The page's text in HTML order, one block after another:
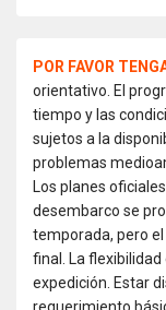
POR FAVOR
orientativo. El
tiempo y las
sujetos a la
problemas
Los planes
desembarco se
temporada, pero
final. La
expedición. Estar